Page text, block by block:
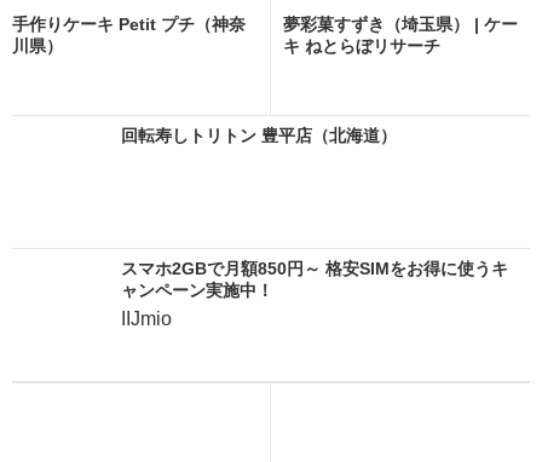
手作りケーキ Petit プチ（神奈
川県）
夢彩菓すずき（埼玉県） | ケー
キ ねとらぼリサーチ
回転寿しトリトン 豊平店（北海道）
スマホ2GBで月額850円～ 格安SIMをお得に使うキ
ャンペーン実施中！
IIJmio